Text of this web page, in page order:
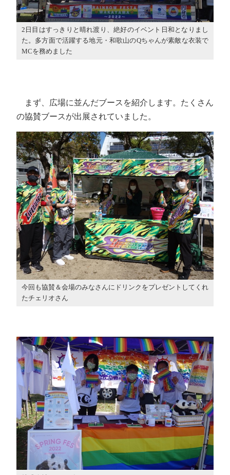
2日目はすっきりと晴れ渡り、絶好のイベント日和となりまし
た。多方面で活躍する地元・和歌山のQちゃんが素敵な衣装で
MCを務めました
まず、広場に並んだブースを紹介します。たくさん
の協賛ブースが出展されていました。
今回も協賛＆会場のみなさんにドリンクをプレゼントしてくれ
たチェリオさん